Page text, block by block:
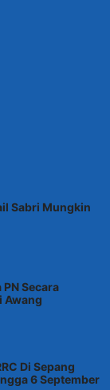
Sabri Mungkin
Secara
Awang
Di Sepang
6 September